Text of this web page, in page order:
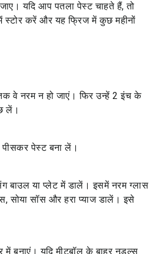
यदि आप पतला पेस्ट चाहते हैं, तो
करें और यह फ्रिज में कुछ महीनों
वे नरम न हो जाएं। फिर उन्हें 2 इंच के
लें।
पेस्ट बना लें।
बाउल या प्लेट में डालें। इसमें नरम ग्लास
सोया सॉस और हरा प्याज डालें। इसे
बनाएं। यदि मीटबॉल के बाहर नूडल्स